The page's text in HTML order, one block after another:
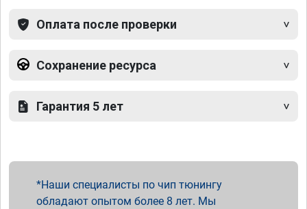
Оплата после проверки
Сохранение ресурса
Гарантия 5 лет
Наши специалисты по чип тюнингу
обладают опытом более 8 лет. Мы